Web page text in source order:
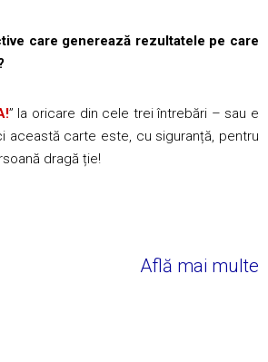
care generează rezultatele pe care
” la oricare din cele trei întrebări – sau e
această carte este, cu siguranță, pentru
dragă ție!
Află mai multe